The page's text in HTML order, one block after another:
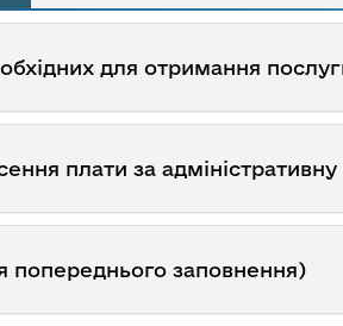
для отримання
плати за
попереднього заповнення)